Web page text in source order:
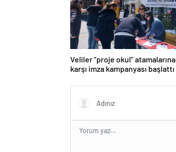
Veliler “proje okul” atamalarına
karşı imza kampanyası başlattı